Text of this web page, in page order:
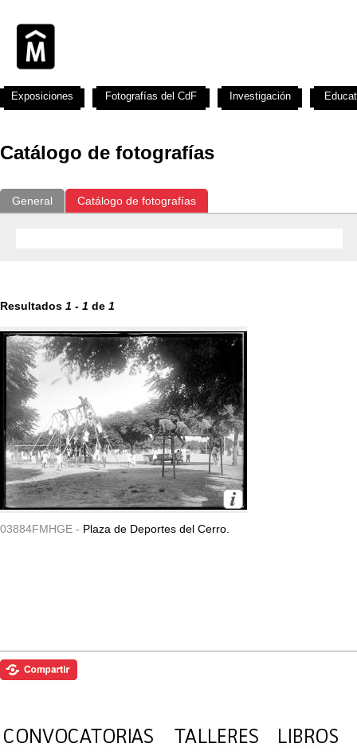
Catálogo de fotografías
General Catálogo de fotografías
Resultados 1 - 1 de 1
03884FMHGE - Plaza de Deportes del Cerro.
Exposiciones Fotografías del CdF Investigación